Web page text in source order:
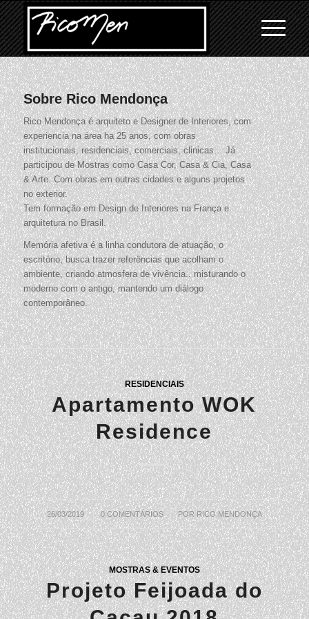
SobreRico Mendonça
Rico Mendonça é arquiteto e Designer de Interiores, com
experiencia na área ha 25 anos, com obras
institucionais, residenciais, comerciais, clinicas… Já
participou de Mostras como Casa Cor, Casa & Cia, Casa
& Arte. Com obras em outras cidades e alguns projetos
no exterior.
Tem formação em Design de Interiores na França e
arquitetura no Brasil.
Memória afetiva é a linha condutora de atuação, o
escritório, busca trazer referências que acolham o
ambiente, criando atmosfera de vivência.. misturando o
moderno com o antigo, mantendo um diálogo
contemporâneo.
RESIDENCIAIS
Apartamento WOK
Residence
26/03/2019
/ 0 COMENTÁRIOS
/ PORRICO MENDONÇA
MOSTRAS & EVENTOS
Projeto Feijoada do